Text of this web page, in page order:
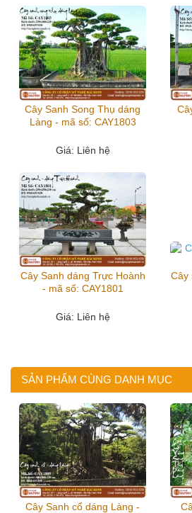
Cây Sanh Song Thụ dáng
Làng - mã số: CAY1803
Giá: Liên hệ
Cây Sanh dáng Trực Hoành
- mã số: CAY1801
Giá: Liên hệ
Cây
SẢN PHẨM CÙNG DANH MỤC
Cây Sanh cổ dáng Làng -